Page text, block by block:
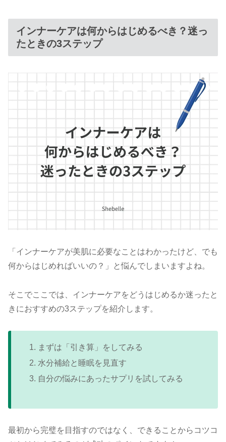
インナーケアは何からはじめるべき？迷っ
たときの3ステップ
「インナーケアが美肌に必要なことはわかったけど、でも
何からはじめればいいの？」と悩んでしまいますよね。
そこでここでは、インナーケアをどうはじめるか迷ったと
きにおすすめの3ステップを紹介します。
まずは「引き算」をしてみる
水分補給と睡眠を見直す
自分の悩みにあったサプリを試してみる
最初から完璧を目指すのではなく、できることからコツコ